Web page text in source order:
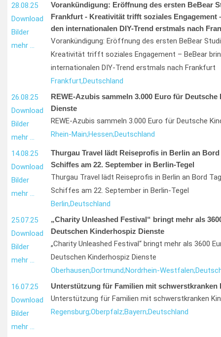
28.08.25
Download
Bilder
mehr …
Vorankündigung: Eröffnung des ersten BeBear
Frankfurt - Kreativität trifft soziales Engagement
den internationalen DIY-Trend erstmals nach
Vorankündigung: Eröffnung des ersten BeBear
Kreativität trifft soziales Engagement – BeBear
internationalen DIY-Trend erstmals nach Frankfurt
Frankfurt,Deutschland
26.08.25
Download
Bilder
mehr …
REWE-Azubis sammeln 3.000 Euro für
Dienste
REWE-Azubis sammeln 3.000 Euro für Deutsche
Rhein-Main;Hessen;Deutschland
14.08.25
Download
Bilder
mehr …
Thurgau Travel lädt Reiseprofis in Berlin an Bord
Schiffes am 22. September in Berlin-Tegel
Thurgau Travel lädt Reiseprofis in Berlin an Bord
Schiffes am 22. September in Berlin-Tegel
Berlin,Deutschland
25.07.25
Download
Bilder
mehr …
„Charity Unleashed Festival“ bringt mehr als
Deutschen Kinderhospiz Dienste
„Charity Unleashed Festival“ bringt mehr als 3600
Deutschen Kinderhospiz Dienste
Oberhausen;Dortmund;Nordrhein-Westfalen;
16.07.25
Download
Bilder
mehr …
Unterstützung für Familien mit schwerstkranken
Unterstützung für Familien mit schwerstkranken
Regensburg;Oberpfalz;Bayern;Deutschland